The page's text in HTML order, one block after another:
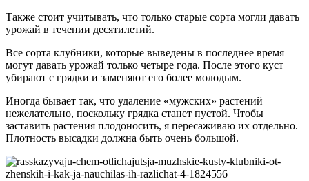
Также стоит учитывать, что только старые сорта могли давать
урожай в течении десятилетий.
Все сорта клубники, которые выведены в последнее время
могут давать урожай только четыре года. После этого куст
убирают с грядки и заменяют его более молодым.
Иногда бывает так, что удаление «мужских» растений
нежелательно, поскольку грядка станет пустой. Чтобы
заставить растения плодоносить, я пересаживаю их отдельно.
Плотность высадки должна быть очень большой.